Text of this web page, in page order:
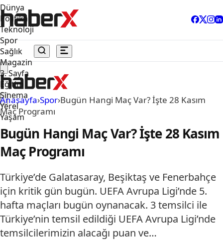
Dünya
Politika
Teknoloji
Spor
Sağlık
Magazin
3. Sayfa
Eğitim
Sinema
Yerel
Yaşam
Anasayfa›Spor›Bugün Hangi Maç Var? İşte 28 Kasım
Maç Programı
Bugün Hangi Maç Var? İşte 28 Kasım
Maç Programı
Türkiye’de Galatasaray, Beşiktaş ve Fenerbahçe
için kritik gün bugün. UEFA Avrupa Ligi’nde 5.
hafta maçları bugün oynanacak. 3 temsilci ile
Türkiye’nin temsil edildiği UEFA Avrupa Ligi’nde
temsilcilerimizin alacağı puan ve…